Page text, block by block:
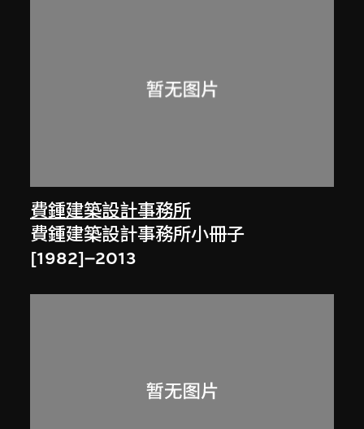
費鍾建築設計事務所
費鍾建築設計事務所小冊子
[1982]–2013